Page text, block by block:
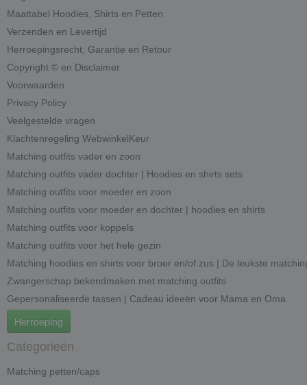
Maattabel Hoodies, Shirts en Petten
Verzenden en Levertijd
Herroepingsrecht, Garantie en Retour
Copyright © en Disclaimer
Voorwaarden
Privacy Policy
Veelgestelde vragen
Klachtenregeling WebwinkelKeur
Matching outfits vader en zoon
Matching outfits vader dochter | Hoodies en shirts sets
Matching outfits voor moeder en zoon
Matching outfits voor moeder en dochter | hoodies en shirts
Matching outfits voor koppels
Matching outfits voor het hele gezin
Matching hoodies en shirts voor broer en/of zus | De leukste
Zwangerschap bekendmaken met matching outfits
Gepersonaliseerde tassen | Cadeau ideeën voor Mama en Oma
Herroeping
Categorieën
Matching petten/caps